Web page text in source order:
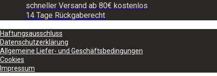
schneller Versand ab 80€ kostenlos
14 Tage Rückgaberecht
Haftungsausschluss
Datenschutzerklärung
Allgemeine Liefer- und Geschäftsbedingungen
Cookies
Impressum